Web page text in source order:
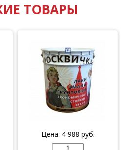
ТОВАРЫ
Цена: 4 988 руб.